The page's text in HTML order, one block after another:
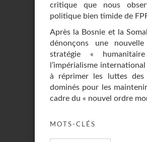
critique que nous
politique bien timide de
Après la Bosnie et la
dénonçons une
stratégie «
l’impérialisme
à réprimer les luttes des
dominés pour les
cadre du « nouvel ordre
MOTS-CLÉS